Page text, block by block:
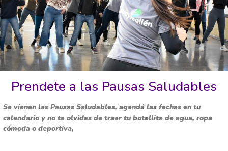
Prendete a las Pausas Saludables
Se vienen las Pausas Saludables, agendá las fechas en tu
calendario y no te olvides de traer tu botellita de agua, ropa
cómoda o deportiva,